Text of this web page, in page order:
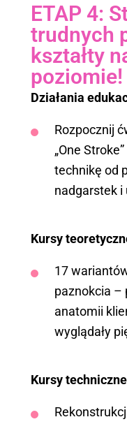
ETAP 4:
trudnych
kształty
poziomie!
Działania
Rozpocznij
„One
technikę od
nadgarstek i
Kursy
17
paznokcia –
anatomii
wyglądały
Kursy